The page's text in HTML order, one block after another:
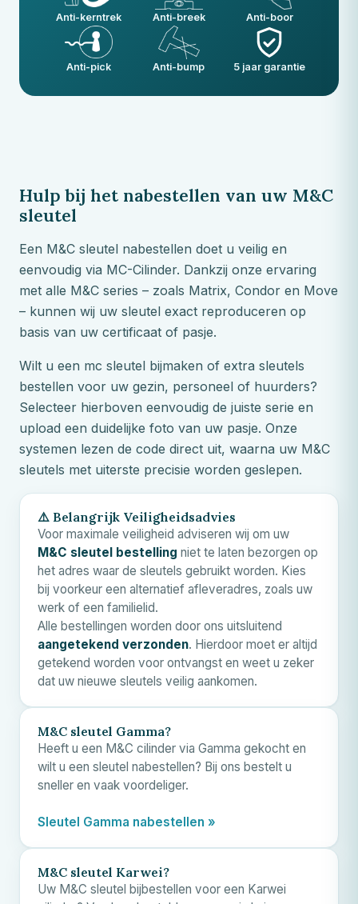
Anti-kerntrek Anti-breek Anti-boor
Anti-pick Anti-bump 5 jaar garantie
Hulp bij het nabestellen van uw M&C
sleutel
Een M&C sleutel nabestellen doet u veilig en
eenvoudig via MC-Cilinder. Dankzij onze ervaring
met alle M&C series – zoals Matrix, Condor en Move
– kunnen wij uw sleutel exact reproduceren op
basis van uw certificaat of pasje.
Wilt u een mc sleutel bijmaken of extra sleutels
bestellen voor uw gezin, personeel of huurders?
Selecteer hierboven eenvoudig de juiste serie en
upload een duidelijke foto van uw pasje. Onze
systemen lezen de code direct uit, waarna uw M&C
sleutels met uiterste precisie worden geslepen.
⚠️ Belangrijk Veiligheidsadvies
Voor maximale veiligheid adviseren wij om uw
M&C sleutel bestelling niet te laten bezorgen op
het adres waar de sleutels gebruikt worden. Kies
bij voorkeur een alternatief afleveradres, zoals uw
werk of een familielid.
Alle bestellingen worden door ons uitsluitend
aangetekend verzonden. Hierdoor moet er altijd
getekend worden voor ontvangst en weet u zeker
dat uw nieuwe sleutels veilig aankomen.
M&C sleutel Gamma?
Heeft u een M&C cilinder via Gamma gekocht en
wilt u een sleutel nabestellen? Bij ons bestelt u
sneller en vaak voordeliger.
Sleutel Gamma nabestellen »
M&C sleutel Karwei?
Uw M&C sleutel bijbestellen voor een Karwei